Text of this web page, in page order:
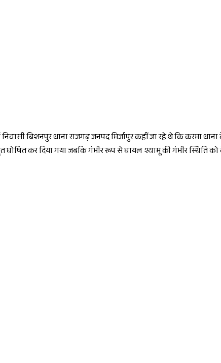
बिशनपुर थाना राजगढ़ जनपद मिर्जापुर कहीं जा रहे थे कि करमा
कर दिया गया जबकि गंभीर रूप से घायल श्यामू की गंभीर स्थिति